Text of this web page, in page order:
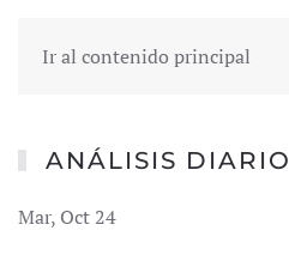
Ir al contenido principal
ANÁLISIS DIARIO
Mar, Oct 24